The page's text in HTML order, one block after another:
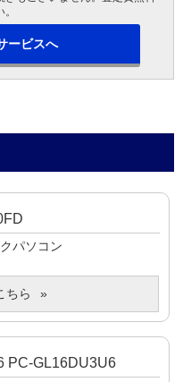
ービスへ
パソコン
ちら
PC-GL16DU3U6